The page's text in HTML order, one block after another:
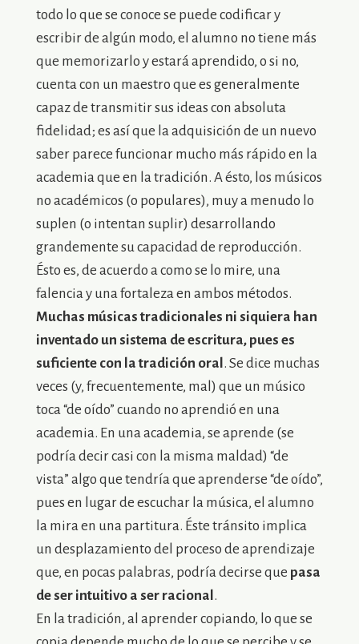
todo lo que se conoce se puede codificar y
escribir de algún modo, el alumno no tiene más
que memorizarlo y estará aprendido, o si no,
cuenta con un maestro que es generalmente
capaz de transmitir sus ideas con absoluta
fidelidad; es así que la adquisición de un nuevo
saber parece funcionar mucho más rápido en la
academia que en la tradición. A ésto, los músicos
no académicos (o populares), muy a menudo lo
suplen (o intentan suplir) desarrollando
grandemente su capacidad de reproducción.
Ésto es, de acuerdo a como se lo mire, una
falencia y una fortaleza en ambos métodos.
Muchas músicas tradicionales ni siquiera han
inventado un sistema de escritura, pues es
suficiente con la tradición oral . Se dice muchas
veces (y, frecuentemente, mal) que un músico
toca “de oído” cuando no aprendió en una
academia. En una academia, se aprende (se
podría decir casi con la misma maldad) “de
vista” algo que tendría que aprenderse “de oído”,
pues en lugar de escuchar la música, el alumno
la mira en una partitura. Éste tránsito implica
un desplazamiento del proceso de aprendizaje
que, en pocas palabras, podría decirse que pasa
de ser intuitivo a ser racional .
En la tradición, al aprender copiando, lo que se